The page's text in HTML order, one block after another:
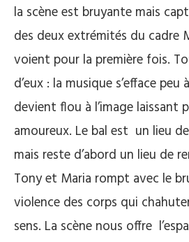
la scène est bruyante mais
des deux extrémités du cadre
voient pour la première fois.
d’eux : la musique s’efface peu
devient flou à l’image laissant
amoureux. Le bal est un lieu
mais reste d’abord un lieu de
Tony et Maria rompt avec le
violence des corps qui
sens. La scène nous offre